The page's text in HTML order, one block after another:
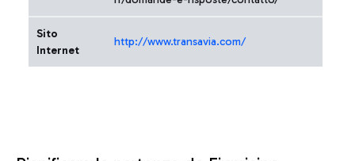
Sito
Internet
http://www.transavia.com/